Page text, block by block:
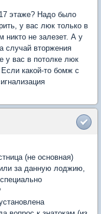
этаже? Надо было
у вас люк только в
никто не залезет. А у
случай вторжения
у вас в потолке люк
какой-то бомж с
(не основная)
за данную лоджию,